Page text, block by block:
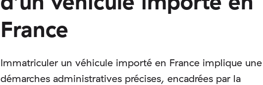
France
Immatriculer un véhicule importé en France implique
démarches administratives précises, encadrées par la